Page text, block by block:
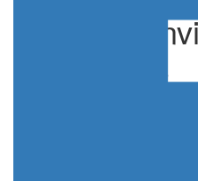
dopo il
di Redazione
23 Maggio